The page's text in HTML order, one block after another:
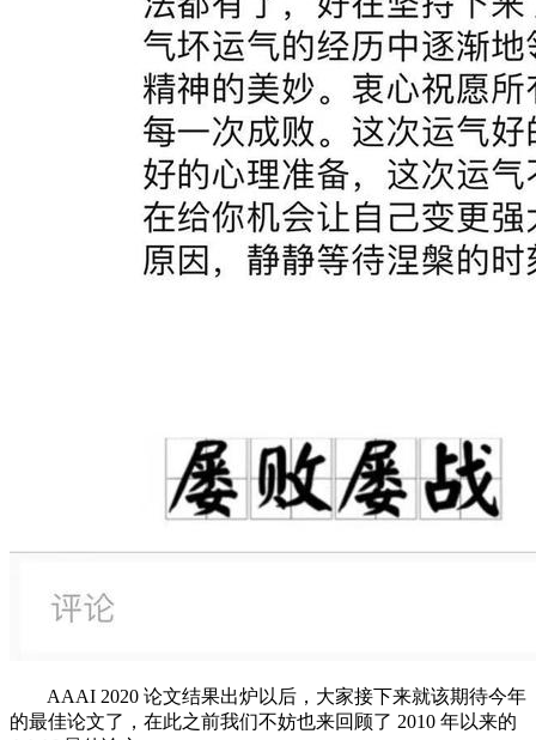
AAAI 2020 论文结果出炉以后，大家接下来就该期待今年
的最佳论文了，在此之前我们不妨也来回顾了 2010 年以来的